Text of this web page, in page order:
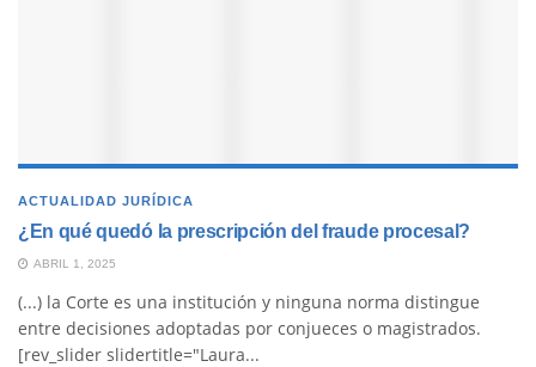
ACTUALIDAD JURÍDICA
¿En qué quedó la prescripción del fraude procesal?
ABRIL 1, 2025
(...) la Corte es una institución y ninguna norma distingue
entre decisiones adoptadas por conjueces o magistrados.
[rev_slider slidertitle="Laura...